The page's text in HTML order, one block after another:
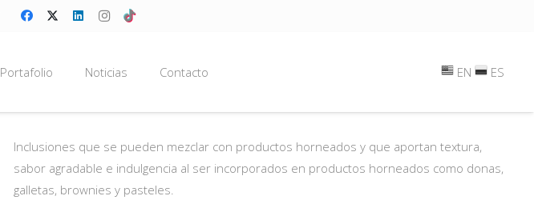
Portafolio Noticias Contacto EN ES
Inclusiones que se pueden mezclar con productos horneados y que aportan textura,
sabor agradable e indulgencia al ser incorporados en productos horneados como donas,
galletas, brownies y pasteles.